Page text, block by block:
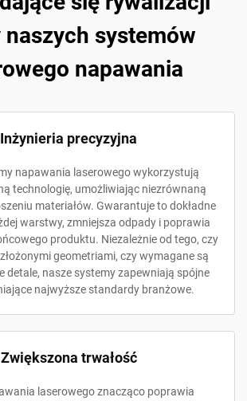
naszych systemów
napawania
Inżynieria precyzyjna
napawania laserowego wykorzystują
technologię, umożliwiając niezrównaną
materiałów. Gwarantuje to dokładne
warstwy, zmniejsza odpady i poprawia
produktu. Niezależnie od tego, czy
geometriami, czy wymagane są
detale, nasze systemy zapewniają spójne
najwyższe standardy branżowe.
Zwiększona trwałość
laserowego znacząco poprawia